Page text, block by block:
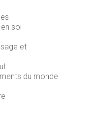
soi
et
du monde